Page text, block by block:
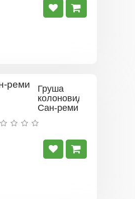
Груша
колоновидная
Сан-реми